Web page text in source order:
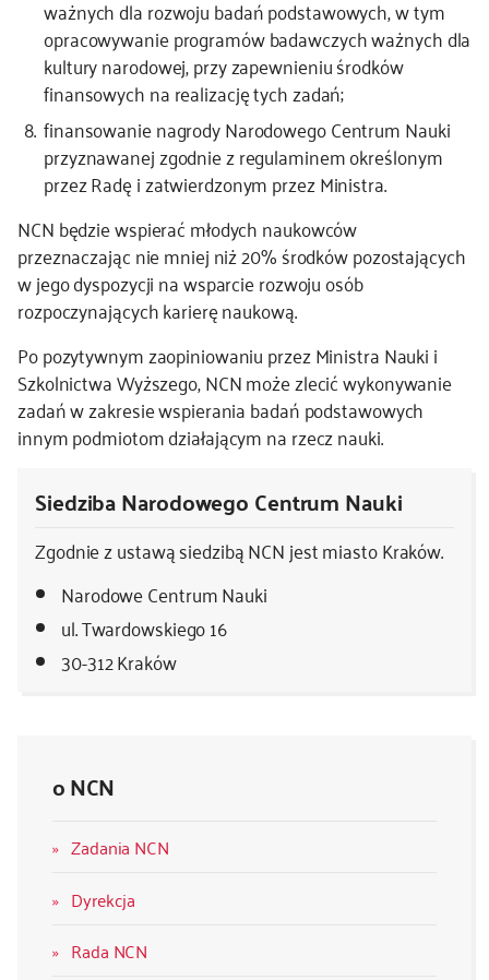
o NCN
Zadania NCN
Dyrekcja
Rada NCN
ważnych dla rozwoju badań podstawowych, w tym
opracowywanie programów badawczych ważnych dla
kultury narodowej, przy zapewnieniu środków
finansowych na realizację tych zadań;
finansowanie nagrody Narodowego Centrum Nauki
przyznawanej zgodnie z regulaminem określonym
przez Radę i zatwierdzonym przez Ministra.
NCN będzie wspierać młodych naukowców
przeznaczając nie mniej niż 20% środków pozostających
w jego dyspozycji na wsparcie rozwoju osób
rozpoczynających karierę naukową.
Po pozytywnym zaopiniowaniu przez Ministra Nauki i
Szkolnictwa Wyższego, NCN może zlecić wykonywanie
zadań w zakresie wspierania badań podstawowych
innym podmiotom działającym na rzecz nauki.
Siedziba Narodowego Centrum Nauki
Zgodnie z ustawą siedzibą NCN jest miasto Kraków.
Narodowe Centrum Nauki
ul. Twardowskiego 16
30-312 Kraków